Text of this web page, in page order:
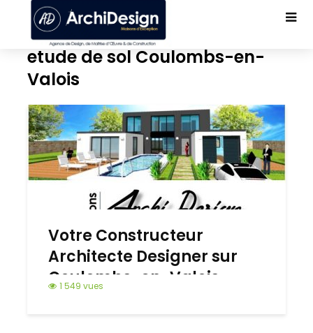
etude de sol Coulombs-en-
Valois
Votre Constructeur
Architecte Designer sur
Coulombs-en-Valois
1 549 vues